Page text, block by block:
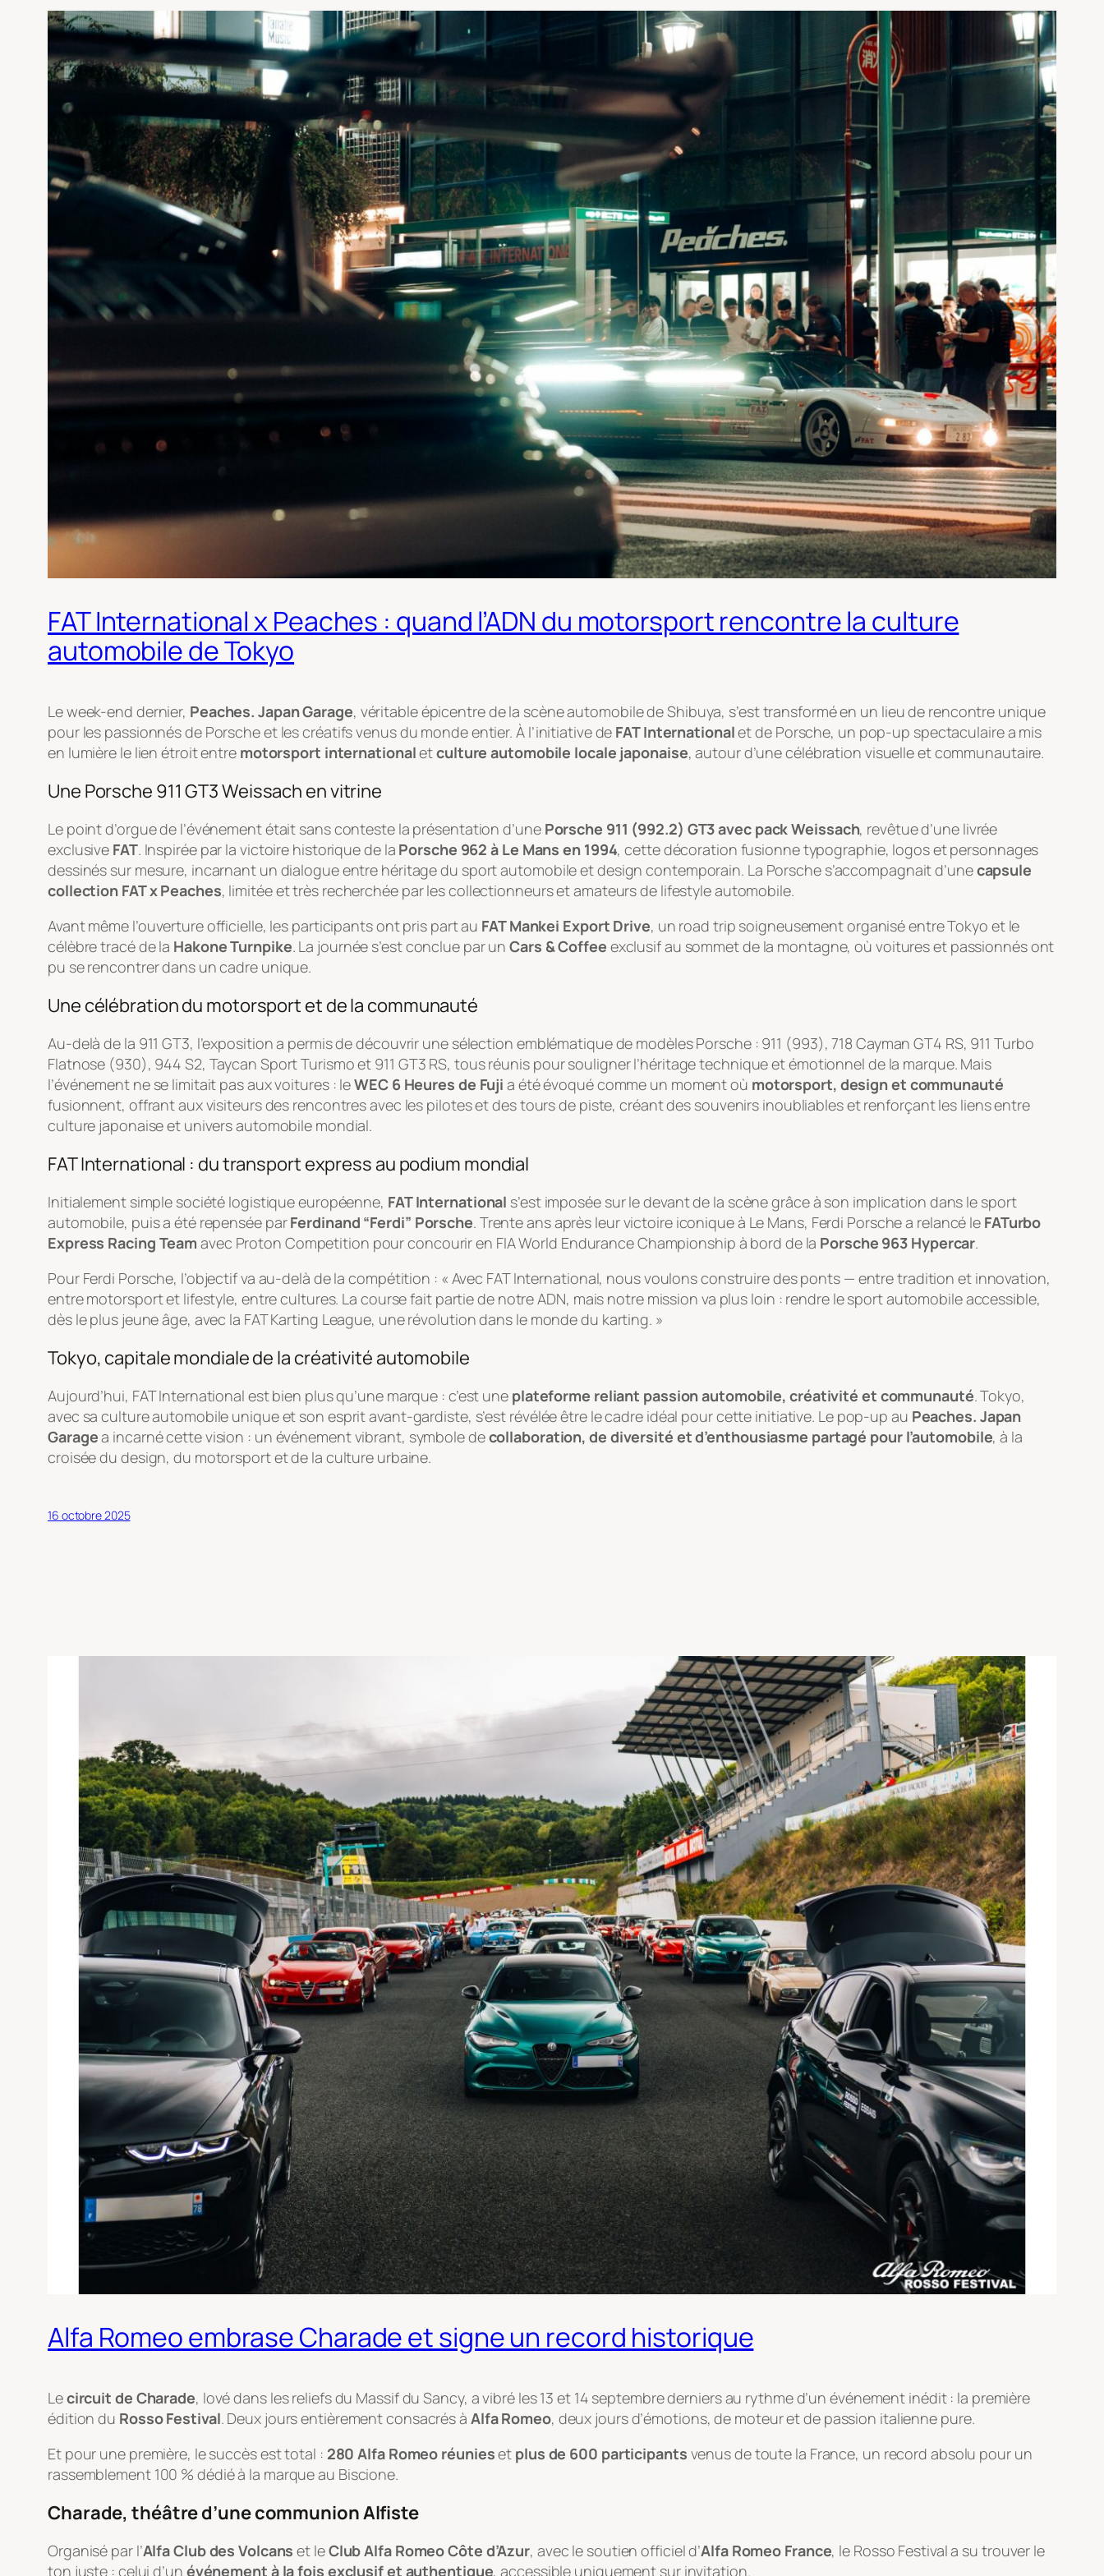
FAT International x Peaches : quand l’ADN du motorsport rencontre la culture
automobile de Tokyo
Le week-end dernier, Peaches. Japan Garage, véritable épicentre de la scène automobile de Shibuya, s’est transformé en un lieu de rencontre unique
pour les passionnés de Porsche et les créatifs venus du monde entier. À l’initiative de FAT Internationalet de Porsche, un pop-up spectaculaire a mis
en lumière le lien étroit entre motorsport internationaletculture automobile locale japonaise, autour d’une célébration visuelle et communautaire.
Une Porsche 911 GT3 Weissach en vitrine
Le point d’orgue de l’événement était sans conteste la présentation d’une Porsche 911 (992.2) GT3 avec pack Weissach, revêtue d’une livrée
exclusive FAT. Inspirée par la victoire historique de la Porsche 962 à Le Mans en 1994, cette décoration fusionne typographie, logos et personnages
dessinés sur mesure, incarnant un dialogue entre héritage du sport automobile et design contemporain. La Porsche s’accompagnait d’unecapsule
collection FAT x Peaches, limitée et très recherchée par les collectionneurs et amateurs de lifestyle automobile.
Avant même l’ouverture officielle, les participants ont pris part au FAT Mankei Export Drive, un road trip soigneusement organisé entre Tokyo et le
célèbre tracé de la Hakone Turnpike. La journée s’est conclue par unCars & Coffee exclusif au sommet de la montagne, où voitures et passionnés ont
pu se rencontrer dans un cadre unique.
Une célébration du motorsport et de la communauté
Au-delà de la 911 GT3, l’exposition a permis de découvrir une sélection emblématique de modèles Porsche : 911 (993), 718 Cayman GT4 RS, 911 Turbo
Flatnose (930), 944 S2, Taycan Sport Turismo et 911 GT3 RS, tous réunis pour souligner l’héritage technique et émotionnel de la marque. Mais
l’événement ne se limitait pas aux voitures : leWEC 6 Heures de Fuji a été évoqué comme un moment où motorsport, design et communauté
fusionnent, offrant aux visiteurs des rencontres avec les pilotes et des tours de piste, créant des souvenirs inoubliables et renforçant les liens entre
culture japonaise et univers automobile mondial.
FAT International : du transport express au podium mondial
Initialement simple société logistique européenne, FAT International s’est imposée sur le devant de la scène grâce à son implication dans le sport
automobile, puis a été repensée parFerdinand “Ferdi” Porsche. Trente ans après leur victoire iconique à Le Mans, Ferdi Porsche a relancé le FATurbo
Express Racing Team avec Proton Competition pour concourir en FIA World Endurance Championship à bord de la Porsche 963 Hypercar.
Pour Ferdi Porsche, l’objectif va au-delà de la compétition : « Avec FAT International, nous voulons construire des ponts — entre tradition et innovation,
entre motorsport et lifestyle, entre cultures. La course fait partie de notre ADN, mais notre mission va plus loin : rendre le sport automobile accessible,
dès le plus jeune âge, avec la FAT Karting League, une révolution dans le monde du karting. »
Tokyo, capitale mondiale de la créativité automobile
Aujourd’hui, FAT International est bien plus qu’une marque : c’est une plateforme reliant passion automobile, créativité et communauté. Tokyo,
avec sa culture automobile unique et son esprit avant-gardiste, s’est révélée être le cadre idéal pour cette initiative. Le pop-up au Peaches. Japan
Garagea incarné cette vision : un événement vibrant, symbole decollaboration, de diversité et d’enthousiasme partagé pour l’automobile, à la
croisée du design, du motorsport et de la culture urbaine.
16 octobre 2025
Alfa Romeo embrase Charade et signe un record historique
Lecircuit de Charade, lové dans les reliefs du Massif du Sancy, a vibré les 13 et 14 septembre derniers au rythme d’un événement inédit : la première
édition du Rosso Festival. Deux jours entièrement consacrés à Alfa Romeo, deux jours d’émotions, de moteur et de passion italienne pure.
Et pour une première, le succès est total : 280 Alfa Romeo réunieset plus de 600 participants venus de toute la France, un record absolu pour un
rassemblement 100 % dédié à la marque au Biscione.
Charade, théâtre d’une communion Alfiste
Organisé par l’Alfa Club des Volcans et leClub Alfa Romeo Côte d’Azur, avec le soutien officiel d’Alfa Romeo France, le Rosso Festival a su trouver le
ton juste : celui d’un événement à la fois exclusif et authentique, accessible uniquement sur invitation.